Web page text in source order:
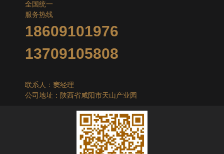
全国统一
服务热线
18609101976
13709105808
联系人：窦经理
公司地址：陕西省咸阳市天山产业园